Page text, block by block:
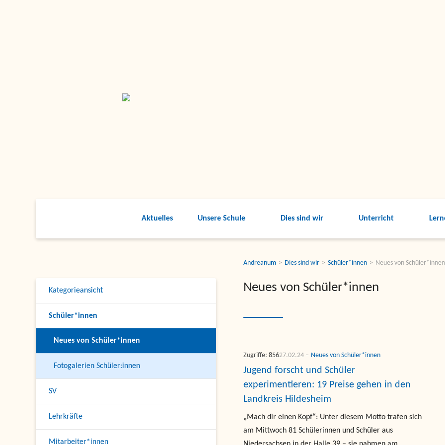
Aktuelles Unsere Schule Dies sind wir Unterricht
Kategorieansicht
Schüler*innen
Neues von Schüler*innen
Fotogalerien Schüler:innen
SV
Lehrkräfte
Mitarbeiter*innen
Andreanum Dies sind wir Schüler*innen Neues von Schüler*innen
Neues von Schüler*innen
Jugend forscht und Schüler
experimentieren: 19 Preise gehen in den
Landkreis Hildesheim
„Mach dir einen Kopf“: Unter diesem Motto trafen sich
am Mittwoch 81 Schülerinnen und Schüler aus
Neues von Schüler*innen
27.02.24
Zugriffe: 856